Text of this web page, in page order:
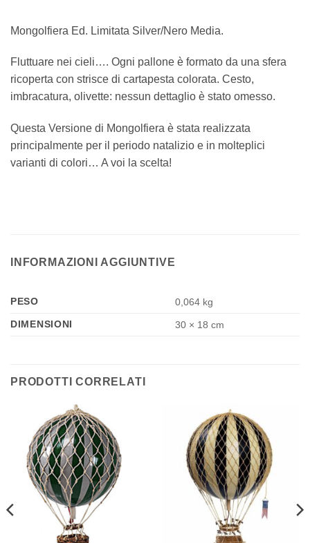
Mongolfiera Ed. Limitata Silver/Nero Media.
Fluttuare nei cieli…. Ogni pallone è formato da una sfera
ricoperta con strisce di cartapesta colorata. Cesto,
imbracatura, olivette: nessun dettaglio è stato omesso.
Questa Versione di Mongolfiera è stata realizzata
principalmente per il periodo natalizio e in molteplici
varianti di colori… A voi la scelta!
INFORMAZIONI AGGIUNTIVE
PESO
0,064 kg
DIMENSIONI
30 × 18 cm
PRODOTTI CORRELATI